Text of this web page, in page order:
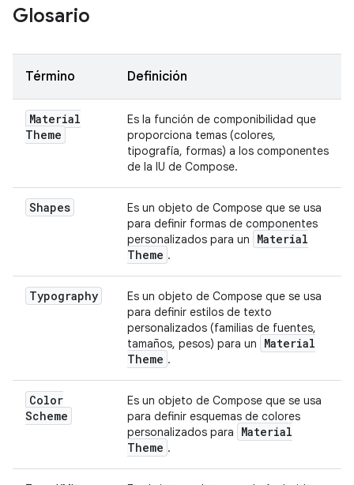
Glosario
Término Definición
Material
Theme
Es la función de componibilidad que
proporciona temas (colores,
tipografía, formas) a los componentes
de la IU de Compose.
Shapes
Es un objeto de Compose que se usa
para definir formas de componentes
personalizados para un
Material
Theme .
Typography
Es un objeto de Compose que se usa
para definir estilos de texto
personalizados (familias de fuentes,
tamaños, pesos) para un
Material
Theme .
Color
Scheme
Es un objeto de Compose que se usa
para definir esquemas de colores
personalizados para
Material
Theme .